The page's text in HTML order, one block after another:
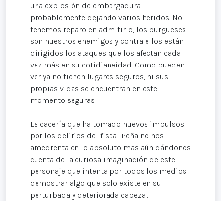
una explosión de embergadura
probablemente dejando varios heridos. No
tenemos reparo en admitirlo, los burgueses
son nuestros enemigos y contra ellos están
dirigidos los ataques que los afectan cada
vez más en su cotidianeidad. Como pueden
ver ya no tienen lugares seguros, ni sus
propias vidas se encuentran en este
momento seguras.
La cacería que ha tomado nuevos impulsos
por los delirios del fiscal Peña no nos
amedrenta en lo absoluto mas aún dándonos
cuenta de la curiosa imaginación de este
personaje que intenta por todos los medios
demostrar algo que solo existe en su
perturbada y deteriorada cabeza .